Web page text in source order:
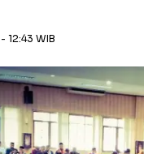
- 12:43 WIB